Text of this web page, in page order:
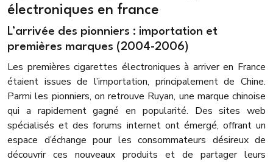
électroniques en france
L’arrivée des pionniers : importation et
premières marques (2004-2006)
Les premières cigarettes électroniques à arriver en France
étaient issues de l’importation, principalement de Chine.
Parmi les pionniers, on retrouve Ruyan, une marque chinoise
qui a rapidement gagné en popularité. Des sites web
spécialisés et des forums internet ont émergé, offrant un
espace d’échange pour les consommateurs désireux de
découvrir ces nouveaux produits et de partager leurs